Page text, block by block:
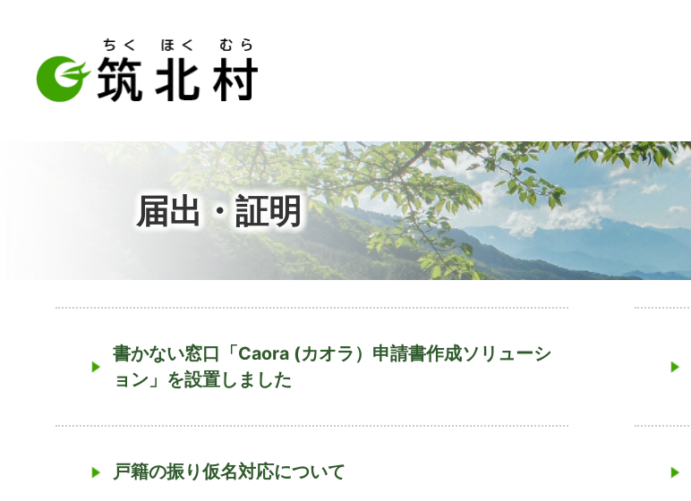
届出・証明
書かない窓口「Caora (カオラ）申請書作成ソリューシ
ョン」を設置しました
戸籍の振り仮名対応について